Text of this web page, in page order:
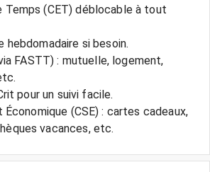
Temps (CET) déblocable à tout
hebdomadaire si besoin.
FASTT) : mutuelle, logement,
pour un suivi facile.
(CSE) : cartes cadeaux,